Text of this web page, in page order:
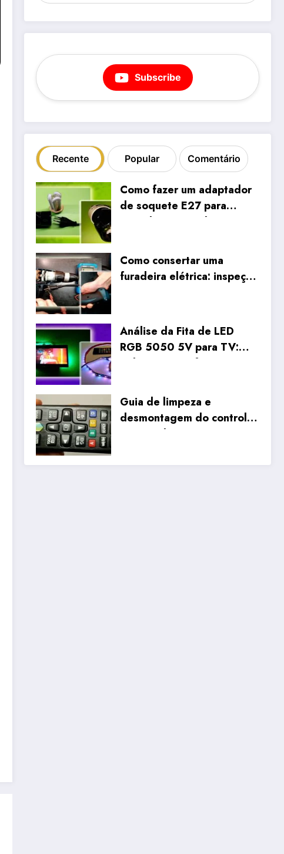
Subscribe
Recente Popular Comentário
Como fazer um adaptador
de soquete E27 para
tomada a partir de uma
compacta antiga
Como consertar uma
furadeira elétrica: inspeção
Análise da Fita de LED
RGB 5050 5V para TV:
Unboxing, Configuração e
Guia de limpeza e
desmontagem do controlo
remoto da Samsung Smart